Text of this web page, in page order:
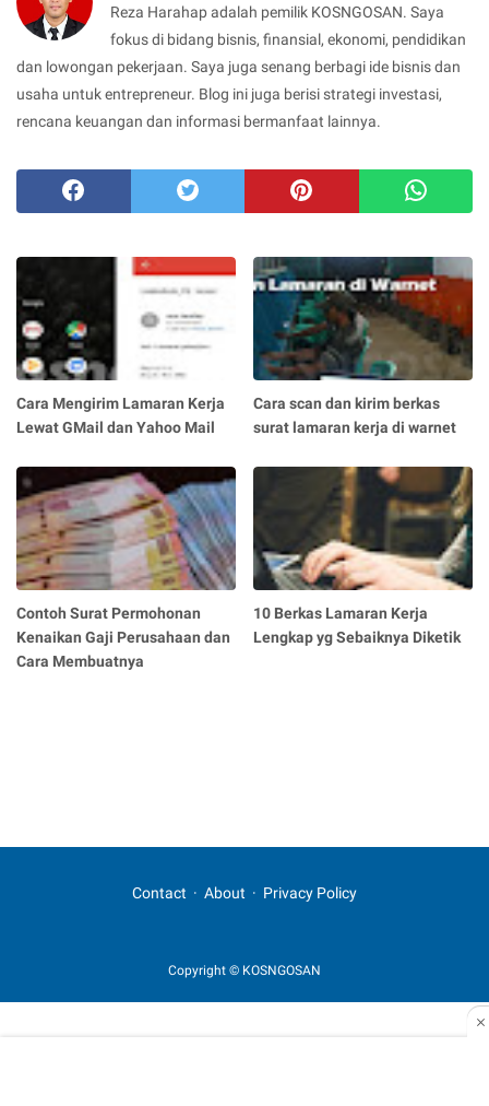
Reza Harahap adalah pemilik KOSNGOSAN. Saya
fokus di bidang bisnis, finansial, ekonomi, pendidikan
dan lowongan pekerjaan. Saya juga senang berbagi ide bisnis dan
usaha untuk entrepreneur. Blog ini juga berisi strategi investasi,
rencana keuangan dan informasi bermanfaat lainnya.
Cara Mengirim Lamaran Kerja
Lewat GMail dan Yahoo Mail
Cara scan dan kirim berkas
surat lamaran kerja di warnet
Contoh Surat Permohonan
Kenaikan Gaji Perusahaan dan
Cara Membuatnya
10 Berkas Lamaran Kerja
Lengkap yg Sebaiknya Diketik
Contact About Privacy Policy
Copyright © KOSNGOSAN